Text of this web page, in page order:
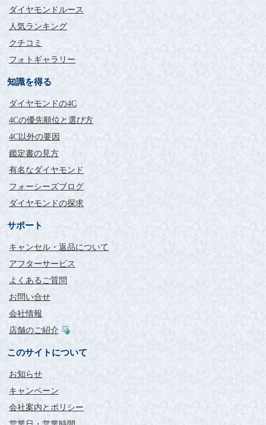
も細く見えます。
東京都 YN様
んを見つけ購入させていただきました。
指も細く見えます。
シンプルなデザインはあきがこず、ずっと着けていられそうで
す。
で、お気遣いが至るところに見受けられました。
実はダイヤモンドルースが余りにもお安いため、ネットで色々
婚約指輪購入の際は、お薦めできる信頼できるショップです。
私の周りにもクチコミさせていただきます。
ダイヤモンドルース
人気ランキング
クチコミ
フォトギャラリー
知識を得る
ダイヤモンドの4C
4Cの優先順位と選び方
4C以外の要因
鑑定書の見方
有名なダイヤモンド
フォーシーズブログ
ダイヤモンドの探求
サポート
キャンセル・返品について
アフターサービス
よくあるご質問
お問い合せ
会社情報
店舗のご紹介
このサイトについて
お知らせ
キャンペーン
会社案内とポリシー